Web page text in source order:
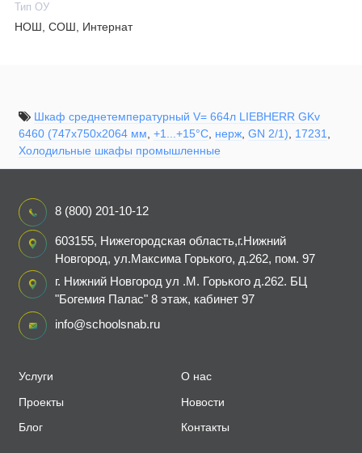
Тип ОУ
НОШ, СОШ, Интернат
Шкаф среднетемпературный V= 664л LIEBHERR GKv
6460 (747х750х2064 мм, +1...+15°C, нерж, GN 2/1), 17231,
Холодильные шкафы промышленные
Услуги
Проекты
Блог
О нас
Новости
Контакты
8 (800) 201-10-12
603155, Нижегородская область,г.Нижний
Новгород, ул.Максима Горького, д.262, пом. 97
г. Нижний Новгород ул .М. Горького д.262. БЦ
"Богемия Палас" 8 этаж, кабинет 97
info@schoolsnab.ru